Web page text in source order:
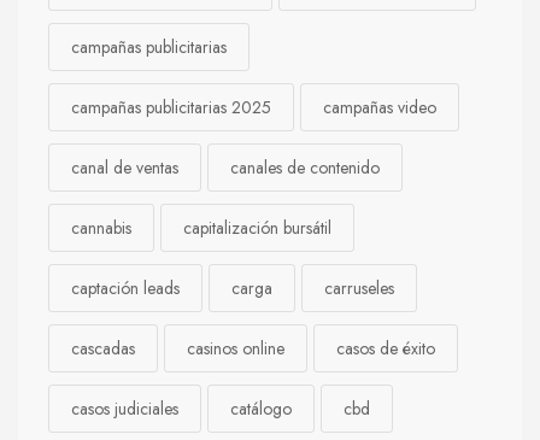
campañas publicitarias
campañas publicitarias 2025 campañas video
canal de ventas canales de contenido
cannabis capitalización bursátil
captación leads carga carruseles
cascadas casinos online casos de éxito
casos judiciales catálogo cbd